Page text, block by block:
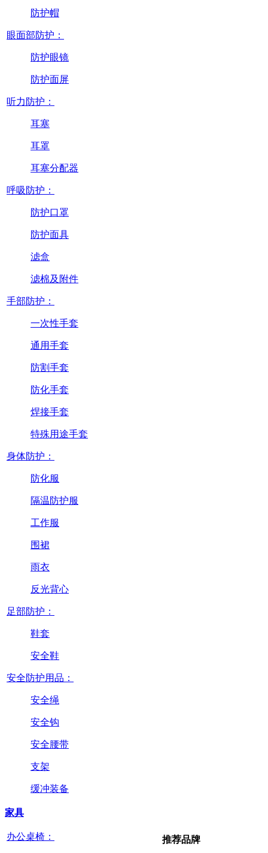
防护帽
眼面部防护：
防护眼镜
防护面屏
听力防护：
耳塞
耳罩
耳塞分配器
呼吸防护：
防护口罩
防护面具
滤盒
滤棉及附件
手部防护：
一次性手套
通用手套
防割手套
防化手套
焊接手套
特殊用途手套
身体防护：
防化服
隔温防护服
工作服
围裙
雨衣
反光背心
足部防护：
鞋套
安全鞋
安全防护用品：
安全绳
安全钩
安全腰带
支架
缓冲装备
家具
办公桌椅： 推荐品牌